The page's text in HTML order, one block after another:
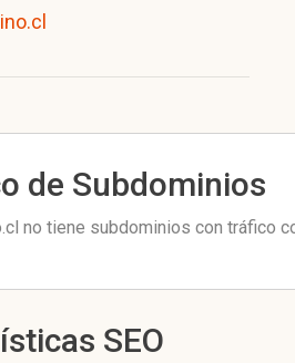
de Subdominios
no tiene subdominios con tráfico
SEO